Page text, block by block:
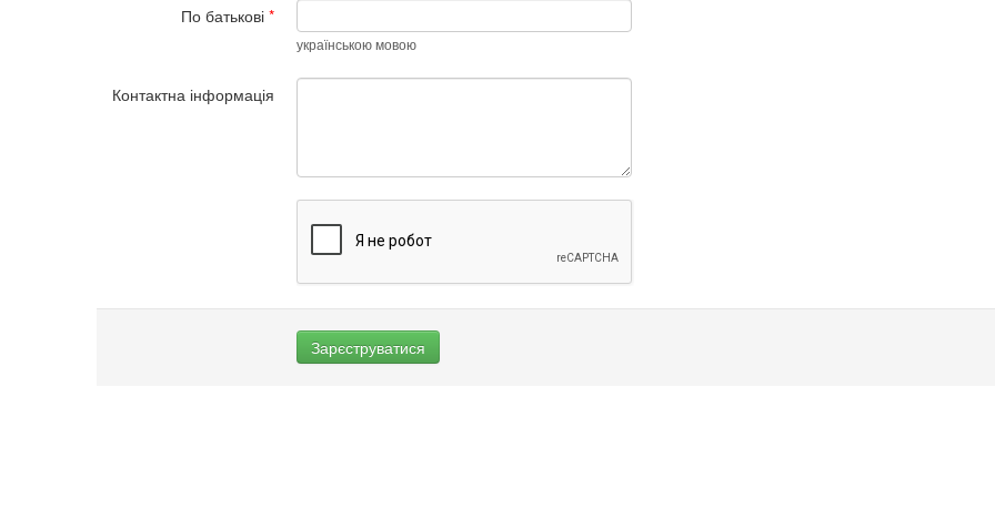
По батькові *
українською мовою
Контактна інформація
Зарєструватися